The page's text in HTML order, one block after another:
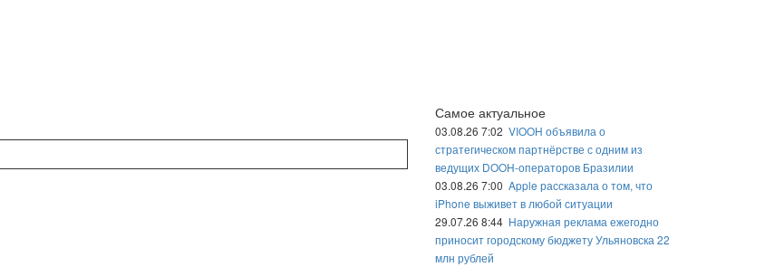
Самое актуальное
03.08.26 7:02 VIOOH объявила о
стратегическом партнёрстве с одним из
ведущих DOOH-операторов Бразилии
03.08.26 7:00 Apple рассказала о том, что
iPhone выживет в любой ситуации
29.07.26 8:44 Наружная реклама ежегодно
приносит городскому бюджету Ульяновска 22
млн рублей